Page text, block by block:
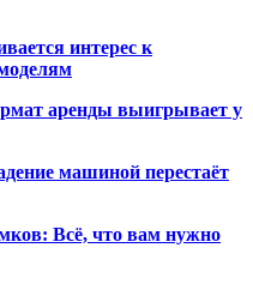
интерес к
аренды выигрывает у
машиной перестаёт
Всё, что вам нужно